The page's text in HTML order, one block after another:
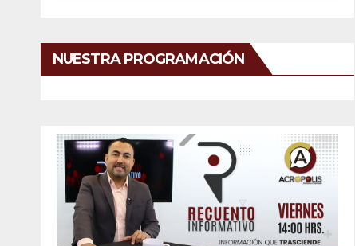
NUESTRA PROGRAMACIÓN